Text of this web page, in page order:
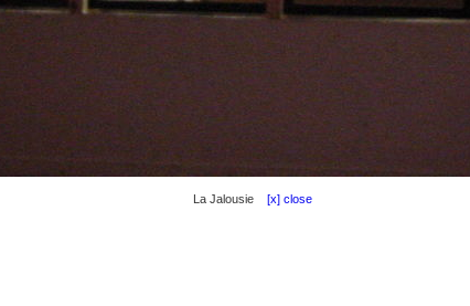
La Jalousie [x] close